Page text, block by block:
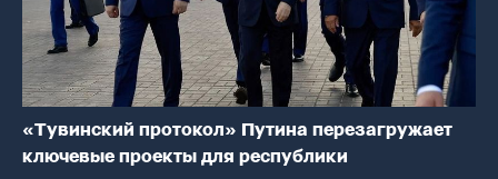
«Тувинский протокол» Путина перезагружает
ключевые проекты для республики